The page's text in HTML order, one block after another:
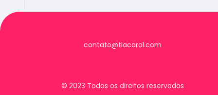
contato@tiacarol.com
© 2023 Todos os direitos reservados